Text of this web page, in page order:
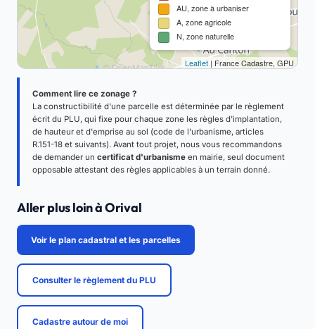
AU, zone à urbaniser
A, zone agricole
N, zone naturelle
Leaflet | France Cadastre, GPU
Comment lire ce zonage ?
La constructibilité d'une parcelle est déterminée par le règlement
écrit du PLU, qui fixe pour chaque zone les règles d'implantation,
de hauteur et d'emprise au sol (code de l'urbanisme, articles
R.151-18 et suivants). Avant tout projet, nous vous recommandons
de demander un certificat d'urbanisme en mairie, seul document
opposable attestant des règles applicables à un terrain donné.
Aller plus loin à Orival
Voir le plan cadastral et les parcelles
Consulter le règlement du PLU
Cadastre autour de moi